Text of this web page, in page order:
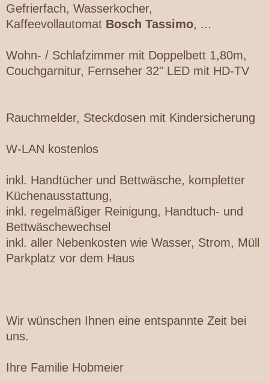
Gefrierfach, Wasserkocher,
Kaffeevollautomat Bosch Tassimo, ...
Wohn- / Schlafzimmer mit Doppelbett 1,80m,
Couchgarnitur, Fernseher 32" LED mit HD-TV
Rauchmelder, Steckdosen mit Kindersicherung
W-LAN kostenlos
inkl. Handtücher und Bettwäsche, kompletter
Küchenausstattung,
inkl. regelmäßiger Reinigung, Handtuch- und
Bettwäschewechsel
inkl. aller Nebenkosten wie Wasser, Strom, Müll
Parkplatz vor dem Haus
Wir wünschen Ihnen eine entspannte Zeit bei
uns.
Ihre Familie Hobmeier